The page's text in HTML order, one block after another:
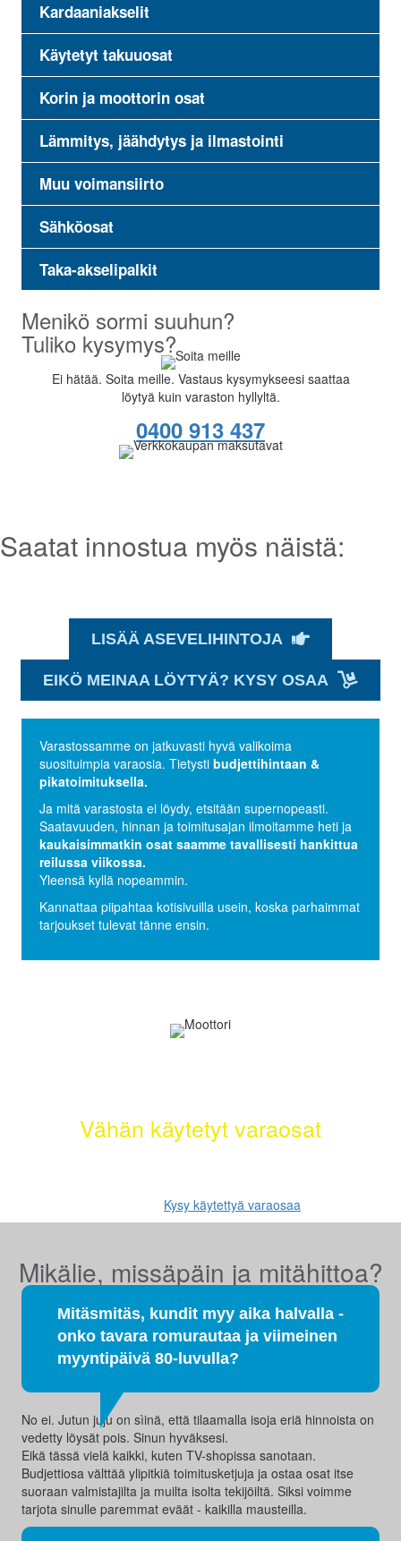
Kardaaniakselit
Käytetyt takuuosat
Korin ja moottorin osat
Lämmitys, jäähdytys ja ilmastointi
Muu voimansiirto
Sähköosat
Taka-akselipalkit
Menikö sormi suuhun?
Tuliko kysymys?
Ei hätää. Soita meille. Vastaus kysymykseesi saattaa
löytyä kuin varaston hyllyltä.
0400 913 437
Saatat innostua myös näistä:
Varastossamme on jatkuvasti hyvä valikoima
suosituimpia varaosia. Tietysti budjettihintaan &
pikatoimituksella.
Ja mitä varastosta ei löydy, etsitään supernopeasti.
Saatavuuden, hinnan ja toimitusajan ilmoitamme heti ja
kaukaisimmatkin osat saamme tavallisesti hankittua
reilussa viikossa.
Yleensä kyllä nopeammin.
Kannattaa piipahtaa kotisivuilla usein, koska parhaimmat
tarjoukset tulevat tänne ensin.
LISÄÄ ASEVELIHINTOJA
EIKÖ MEINAA LÖYTYÄ? KYSY OSAA
Vähän käytetyt varaosat
Kysy käytettyä varaosaa
Mikälie, missäpäin ja mitähittoa?
Mitäsmitäs, kundit myy aika halvalla -
onko tavara romurautaa ja viimeinen
myyntipäivä 80-luvulla?
No ei. Jutun juju on sìinä, että tilaamalla isoja eriä hinnoista on
vedetty löysät pois. Sinun hyväksesi.
Eikä tässä vielä kaikki, kuten TV-shopissa sanotaan.
Budjettiosa välttää ylipitkiä toimitusketjuja ja ostaa osat itse
suoraan valmistajilta ja muilta isolta tekijöiltä. Siksi voimme
tarjota sinulle paremmat eväät - kaikilla mausteilla.